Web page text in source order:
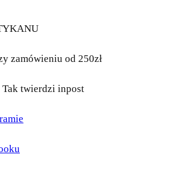
zamówieniu od 250zł
Tak twierdzi inpost